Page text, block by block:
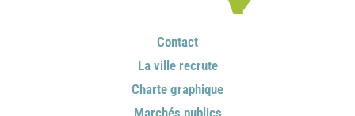
Contact
La ville recrute
Charte graphique
Marchés publics